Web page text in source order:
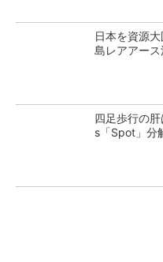
日本を資源
島レアアー
四足歩行の
s「Spot」分